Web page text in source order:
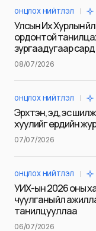
Таны имэйл
тэмдэглэсэн
Сэтгэгдэл*
Name
ОНЦЛОХ НИЙТЛЭЛ
Улсын Их Хурлын
ордонтой
зургаадугаар
08/07/2026
ОНЦЛОХ НИЙТЛЭЛ
Эрхтэн, эд, эс
хуулийг ердийн
07/07/2026
ОНЦЛОХ НИЙТЛЭЛ
УИХ-ын 2026 оны
чуулганы үйл
танилцууллаа
06/07/2026